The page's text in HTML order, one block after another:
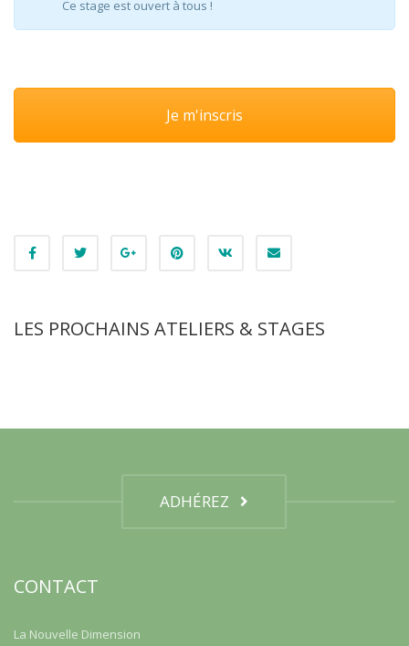
Ce stage est ouvert à tous !
Je m'inscris
LES PROCHAINS ATELIERS & STAGES
ADHÉREZ
CONTACT
La Nouvelle Dimension